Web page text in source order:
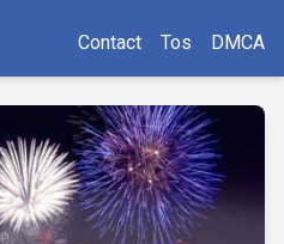
Contact Tos DMCA